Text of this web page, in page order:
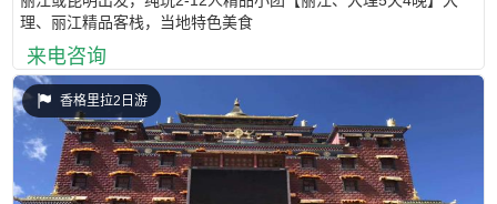
理、丽江精品客栈，当地特色美食
来电咨询
香格里拉2日游